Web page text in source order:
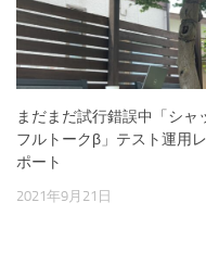
まだまだ試行錯誤中「シャ
フルトークβ」テスト運用レ
ポート
2021年9月21日